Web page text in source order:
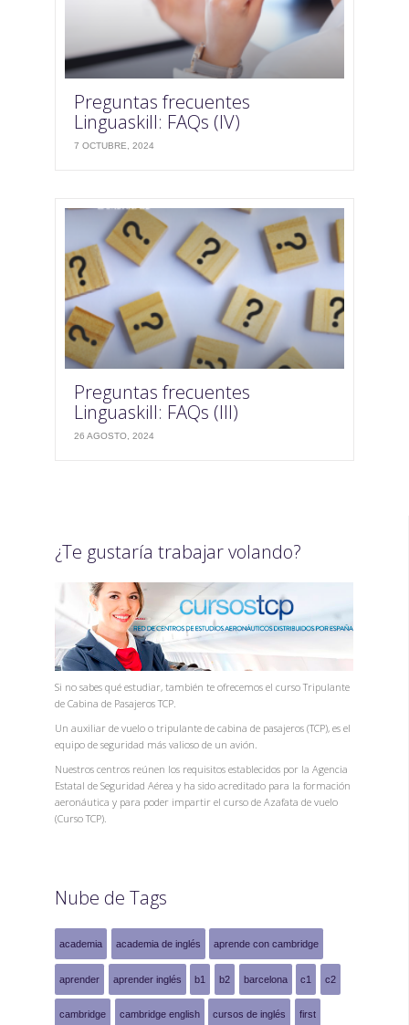
Preguntas frecuentes
Linguaskill: FAQs (IV)
7 OCTUBRE, 2024
Preguntas frecuentes
Linguaskill: FAQs (III)
26 AGOSTO, 2024
¿Te gustaría trabajar volando?
Si no sabes qué estudiar, también te ofrecemos el curso Tripulante
de Cabina de Pasajeros TCP.
Un auxiliar de vuelo o tripulante de cabina de pasajeros (TCP), es el
equipo de seguridad más valioso de un avión.
Nuestros centros reúnen los requisitos establecidos por la Agencia
Estatal de Seguridad Aérea y ha sido acreditado para la formación
aeronáutica y para poder impartir el curso de Azafata de vuelo
(Curso TCP).
Nube de Tags
academia academia de inglés aprende con cambridge
aprender aprender inglés b1 b2 barcelona c1 c2
cambridge cambridge english cursos de inglés first